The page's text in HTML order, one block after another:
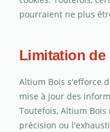
pourraient ne plus
Limitation de
Altium Bois s'efforce
mise à jour des
Toutefois, Altium
précision ou